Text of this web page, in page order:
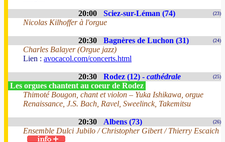
20:00 Sciez-sur-Léman (74) (23)
Nicolas Kilhoffer à l'orgue
20:30 Bagnères de Luchon (31) (24)
Charles Balayer (Orgue jazz)
Lien : avocacol.com/concerts.html
20:30 Rodez (12) - cathédrale (25)
Les orgues chantent au coeur de Rodez
Thimoté Bougon, chant et violon – Yuka Ishikawa, orgue
Renaissance, J.S. Bach, Ravel, Sweelinck, Takemitsu
20:30 Albens (73) (26)
Ensemble Dulci Jubilo / Christopher Gibert / Thierry Escaich